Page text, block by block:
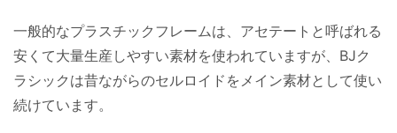
一般的なプラスチックフレームは、アセテートと呼ばれる
安くて大量生産しやすい素材を使われていますが、BJク
ラシックは昔ながらのセルロイドをメイン素材として使い
続けています。